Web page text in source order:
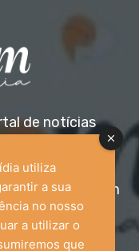
de notícias
para o público
idades. Nossa
com um
utiliza
a sua
no nosso
a utilizar o
que